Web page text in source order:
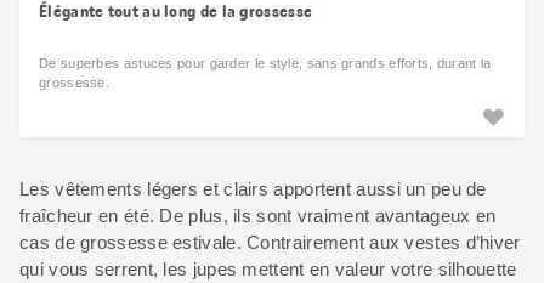
Élégante tout au long de la grossesse
De superbes astuces pour garder le style, sans grands efforts, durant la
grossesse.
Les vêtements légers et clairs apportent aussi un peu de
fraîcheur en été. De plus, ils sont vraiment avantageux en
cas de grossesse estivale. Contrairement aux vestes d’hiver
qui vous serrent, les jupes mettent en valeur votre silhouette